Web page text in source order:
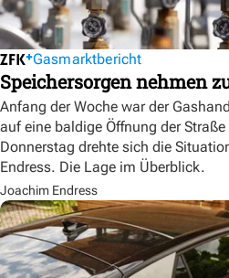
Gasmarktbericht
Speichersorgen nehmen
Anfang der Woche war der
auf eine baldige Öffnung der
Donnerstag drehte sich die
Endress. Die Lage im Überblick.
Joachim Endress